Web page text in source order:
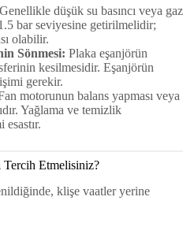
Genellikle düşük su basıncı veya gaz
bar seviyesine getirilmelidir;
olabilir.
Sönmesi: Plaka eşanjörün
kesilmesidir. Eşanjörün
gerekir.
motorunun balans yapması veya
Yağlama ve temizlik
Etmelisiniz?
klişe vaatler yerine